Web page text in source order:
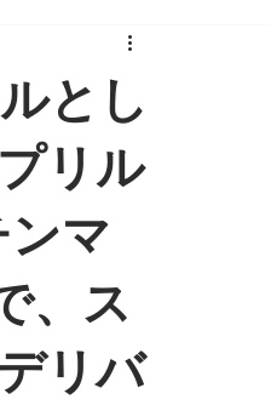
とし
リル
マ
、ス
リバ